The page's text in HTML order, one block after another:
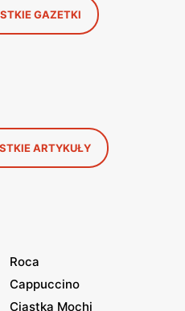
GAZETKI
ARTYKUŁY
Roca
Cappuccino
Ciastka Mochi